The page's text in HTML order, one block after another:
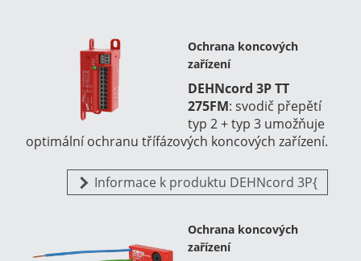
Ochrana koncových
zařízení
DEHNcord 3P TT
275FM: svodič přepětí
typ 2 + typ 3 umožňuje
optimální ochranu třífázových koncových zařízení.
Informace k produktu DEHNcord 3P{
Ochrana koncových
zařízení